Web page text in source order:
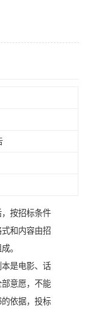
按招标条件
和内容由招
。
是电影、话
意愿，不能
依据，投标